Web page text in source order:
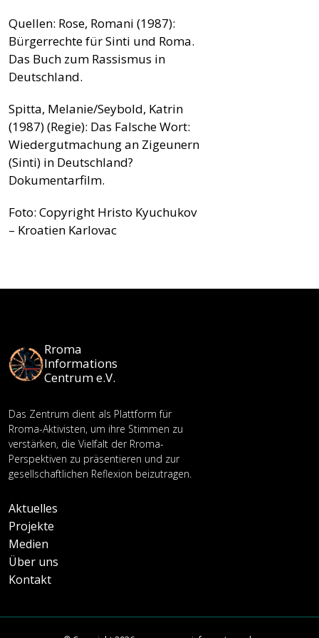
Quellen: Rose, Romani (1987):
Bürgerrechte für Sinti und Roma.
Das Buch zum Rassismus in
Deutschland.
Spitta, Melanie/Seybold, Katrin
(1987) (Regie): Das Falsche Wort:
Wiedergutmachung an Zigeunern
(Sinti) in Deutschland?
Dokumentarfilm.
Foto: Copyright Hristo Kyuchukov
– Kroatien Karlovac
Rroma
Informations
Centrum e.V.
Das Zentrum dient als Plattform für
Rroma-Aktivisten, um ihre Stimmen zu
verstärken, die Vielfalt der Rroma-
Perspektiven zu präsentieren und zur
gesellschaftlichen Reflexion beizutragen.
Aktuelles
Projekte
Medien
Über uns
Kontakt